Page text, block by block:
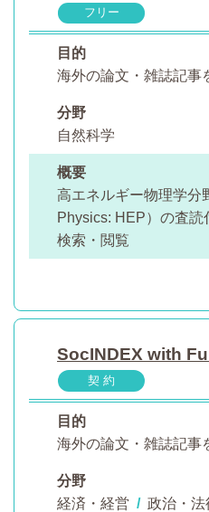
フリー
目的
海外の論文・雑誌記事
分野
自然科学
概要
高エネルギー物理学分
Physics: HEP）の査
検索・閲覧
SocINDEX with
契 約
目的
海外の論文・雑誌記事
分野
経済・経営 / 政治・法